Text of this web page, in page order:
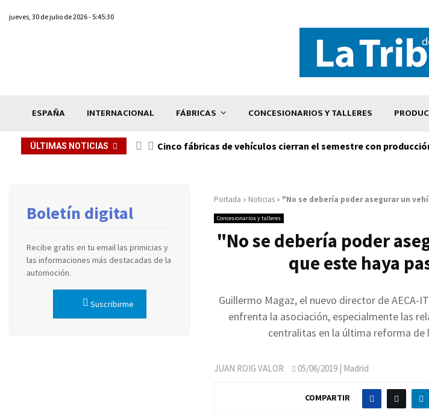
jueves, 30 de julio de 2026 - 5:45:30
ESPAÑA INTERNACIONAL FÁBRICAS CONCESIONARIOS Y TALLERES
ÚLTIMAS NOTICIAS Cinco fábricas de vehículos cierran el semestre con
Portada » Noticias » "No se debería poder asegurar un
Concesionarios y talleres
"No se debería poder
que este haya
Guillermo Magaz, el nuevo director de AECA-
enfrenta la asociación, especialmente las
centralitas en la última reforma de
JUAN ROIG VALOR 05/06/2019 | Madrid
COMPARTIR
Boletín digital
Recibe gratis en tu email las primicias y
las informaciones más destacadas de la
automoción.
Suscribirme